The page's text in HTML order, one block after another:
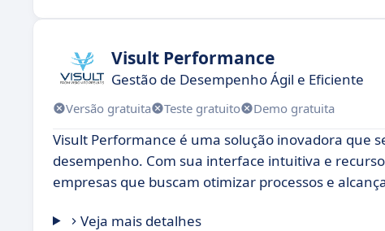
Visult Performance
Gestão de Desempenho Ágil e Eficiente
Versão gratuita Teste gratuito Demo gratuita
Visult Performance é uma solução inovadora que
desempenho. Com sua interface intuitiva e
empresas que buscam otimizar processos e
Veja mais detalhes